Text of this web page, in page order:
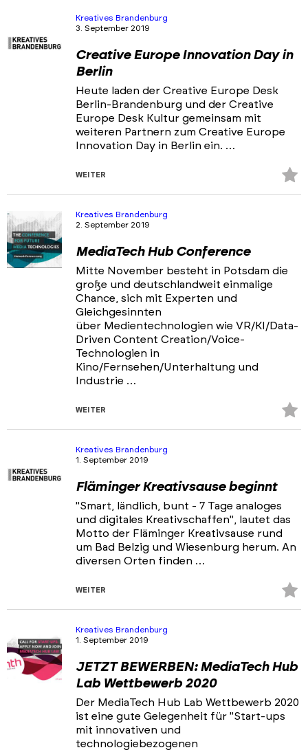
Kreatives Brandenburg
3. September 2019
Creative Europe Innovation Day in
Berlin
Heute laden der Creative Europe Desk
Berlin-Brandenburg und der Creative
Europe Desk Kultur gemeinsam mit
weiteren Partnern zum Creative Europe
Innovation Day in Berlin ein. …
WEITER
Kreatives Brandenburg
2. September 2019
MediaTech Hub Conference
Mitte November besteht in Potsdam die
große und deutschlandweit einmalige
Chance, sich mit Experten und
Gleichgesinnten
über Medientechnologien wie VR/KI/Data-
Driven Content Creation/Voice-
Technologien in
Kino/Fernsehen/Unterhaltung und
Industrie …
WEITER
Kreatives Brandenburg
1. September 2019
Fläminger Kreativsause beginnt
"Smart, ländlich, bunt - 7 Tage analoges
und digitales Kreativschaffen", lautet das
Motto der Fläminger Kreativsause rund
um Bad Belzig und Wiesenburg herum. An
diversen Orten finden …
WEITER
Kreatives Brandenburg
1. September 2019
JETZT BEWERBEN: MediaTech Hub
Lab Wettbewerb 2020
Der MediaTech Hub Lab Wettbewerb 2020
ist eine gute Gelegenheit für "Start-ups
mit innovativen und
technologiebezogenen